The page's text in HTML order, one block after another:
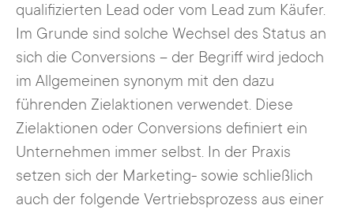
qualifizierten Lead oder vom Lead zum Käufer.
Im Grunde sind solche Wechsel des Status an
sich die Conversions – der Begriff wird jedoch
im Allgemeinen synonym mit den dazu
führenden Zielaktionen verwendet. Diese
Zielaktionen oder Conversions definiert ein
Unternehmen immer selbst. In der Praxis
setzen sich der Marketing- sowie schließlich
auch der folgende Vertriebsprozess aus einer